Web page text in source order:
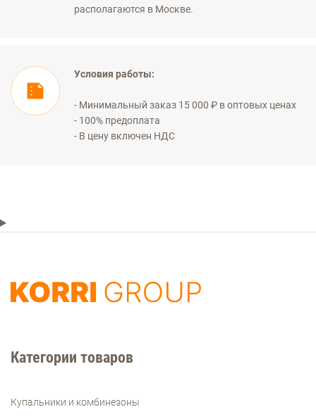
располагаются в Москве.
Условия работы:
- Минимальный заказ 15 000 ₽ в оптовых ценах
- 100% предоплата
- В цену включен НДС
Категории товаров
Купальники и комбинезоны